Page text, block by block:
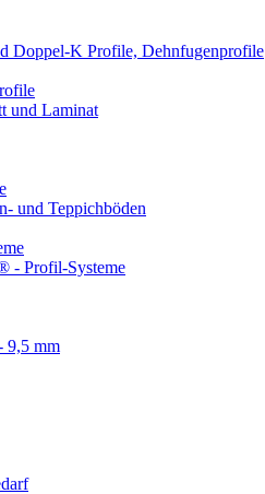
Doppel-K Profile, Dehnfugenprofile
und Laminat
und Teppichböden
- Profil-Systeme
9,5 mm